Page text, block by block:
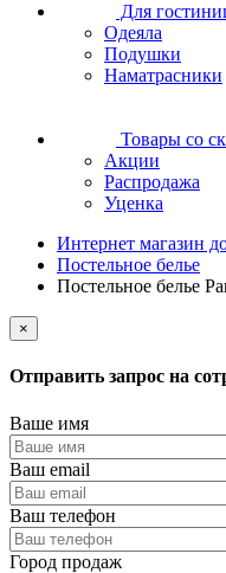
Для
Одеяла
Подушки
Наматрасники
Товары со
Акции
Распродажа
Уценка
Интернет магазин
Постельное белье
Постельное белье
×
Отправить запрос на
Ваше имя
Ваш email
Ваш телефон
Город продаж